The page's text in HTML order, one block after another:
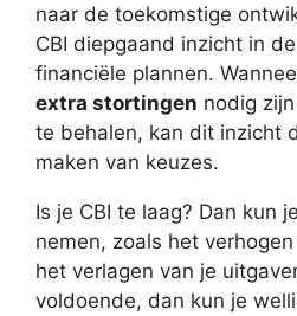
naar de toekomstige
CBI diepgaand inzicht in
financiële plannen.
extra stortingen nodig
te behalen, kan dit inzicht
maken van keuzes.
Is je CBI te laag? Dan kun
nemen, zoals het
het verlagen van je
voldoende, dan kun je